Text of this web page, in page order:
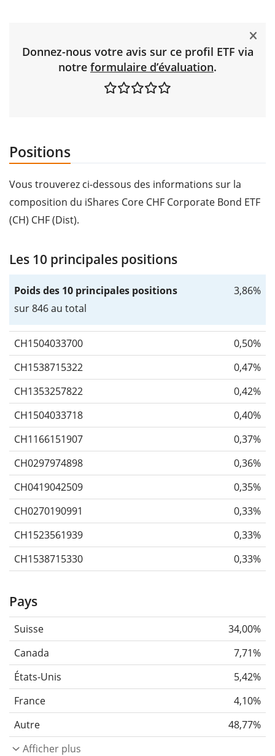
Donnez-nous votre avis sur ce profil ETF via
notre formulaire d’évaluation.
Positions
Vous trouverez ci-dessous des informations sur la
composition du iShares Core CHF Corporate Bond ETF
(CH) CHF (Dist).
Les 10 principales positions
Poids des 10 principales positions
sur 846 au total
3,86%
CH1504033700
0,50%
CH1538715322
0,47%
CH1353257822
0,42%
CH1504033718
0,40%
CH1166151907
0,37%
CH0297974898
0,36%
CH0419042509
0,35%
CH0270190991
0,33%
CH1523561939
0,33%
CH1538715330
0,33%
Pays
Suisse
34,00%
Canada
7,71%
États-Unis
5,42%
France
4,10%
Autre
48,77%
Afficher plus